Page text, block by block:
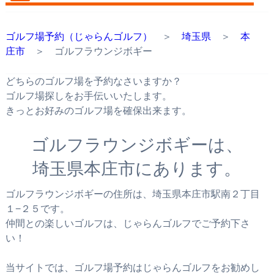
ゴルフ場予約（じゃらんゴルフ） ＞ 埼玉県 ＞ 本
庄市＞ ゴルフラウンジボギー
どちらのゴルフ場を予約なさいますか？
ゴルフ場探しをお手伝いいたします。
きっとお好みのゴルフ場を確保出来ます。
ゴルフラウンジボギーは、
埼玉県本庄市にあります。
ゴルフラウンジボギーの住所は、埼玉県本庄市駅南２丁目
１−２５です。
仲間との楽しいゴルフは、じゃらんゴルフでご予約下さ
い！
当サイトでは、ゴルフ場予約はじゃらんゴルフをお勧めし